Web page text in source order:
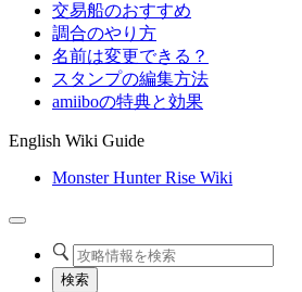
交易船のおすすめ
調合のやり方
名前は変更できる？
スタンプの編集方法
amiiboの特典と効果
English Wiki Guide
Monster Hunter Rise Wiki
検索